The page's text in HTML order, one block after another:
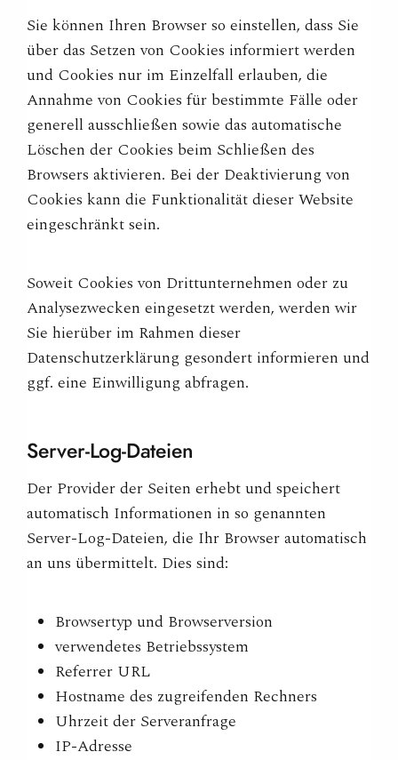
Sie können Ihren Browser so einstellen, dass Sie
über das Setzen von Cookies informiert werden
und Cookies nur im Einzelfall erlauben, die
Annahme von Cookies für bestimmte Fälle oder
generell ausschließen sowie das automatische
Löschen der Cookies beim Schließen des
Browsers aktivieren. Bei der Deaktivierung von
Cookies kann die Funktionalität dieser Website
eingeschränkt sein.
Soweit Cookies von Drittunternehmen oder zu
Analysezwecken eingesetzt werden, werden wir
Sie hierüber im Rahmen dieser
Datenschutzerklärung gesondert informieren und
ggf. eine Einwilligung abfragen.
Server-Log-Dateien
Der Provider der Seiten erhebt und speichert
automatisch Informationen in so genannten
Server-Log-Dateien, die Ihr Browser automatisch
an uns übermittelt. Dies sind:
Browsertyp und Browserversion
verwendetes Betriebssystem
Referrer URL
Hostname des zugreifenden Rechners
Uhrzeit der Serveranfrage
IP-Adresse